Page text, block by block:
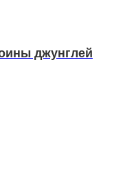
джунглей